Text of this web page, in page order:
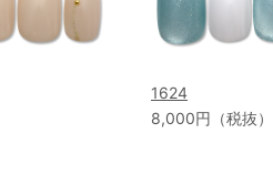
1624
8,000円（税抜）